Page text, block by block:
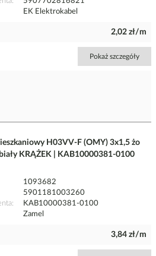
EK Elektrokabel
2,02 zł/m
Pokaż szczegóły
H03VV-F (OMY) 3x1,5 żo
KRĄŻEK | KAB10000381-0100
1093682
5901181003260
KAB10000381-0100
Zamel
3,84 zł/m